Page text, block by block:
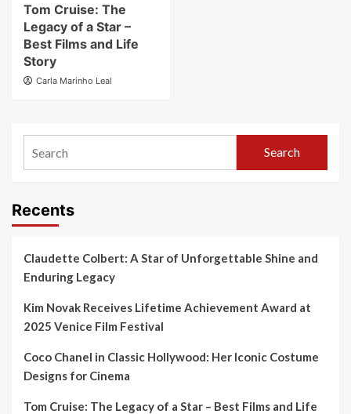
Tom Cruise: The
Legacy of a Star –
Best Films and Life
Story
Carla Marinho Leal
Search
Recents
Claudette Colbert: A Star of Unforgettable Shine and
Enduring Legacy
Kim Novak Receives Lifetime Achievement Award at
2025 Venice Film Festival
Coco Chanel in Classic Hollywood: Her Iconic Costume
Designs for Cinema
Tom Cruise: The Legacy of a Star – Best Films and Life